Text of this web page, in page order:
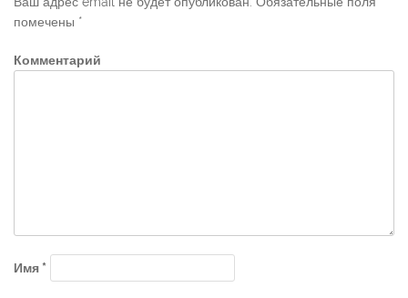
помечены *
Комментарий
Имя*